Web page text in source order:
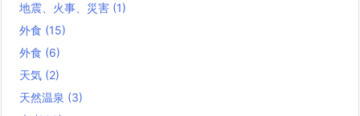
地震、火事、災害 (1)
外食 (15)
外食 (6)
天気 (2)
天然温泉 (3)